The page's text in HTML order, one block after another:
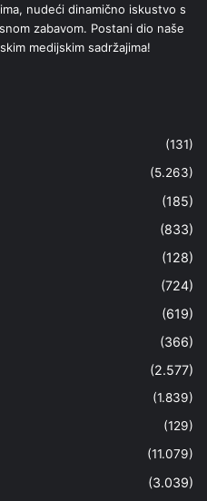
nudeći dinamično iskustvo s
zabavom. Postani dio naše
medijskim sadržajima!
(131)
(5.263)
(185)
(833)
(128)
(724)
(619)
(366)
(2.577)
(1.839)
(129)
(11.079)
(3.039)